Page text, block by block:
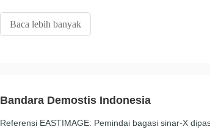
Baca lebih banyak
Bandara Demostis Indonesia
Referensi EASTIMAGE: Pemindai bagasi sinar-X